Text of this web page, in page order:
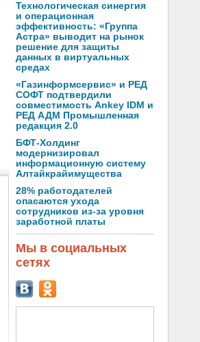
Технологическая синергия
и операционная
эффективность: «Группа
Астра» выводит на рынок
решение для защиты
данных в виртуальных
средах
«Газинформсервис» и РЕД
СОФТ подтвердили
совместимость Ankey IDM и
РЕД АДМ Промышленная
редакция 2.0
БФТ-Холдинг
модернизировал
информационную систему
Алтайкрайимущества
28% работодателей
опасаются ухода
сотрудников из-за уровня
заработной платы
Мы в социальных
сетях